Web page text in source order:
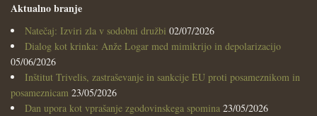
Aktualno branje
Natečaj: Izviri zla v sodobni družbi 02/07/2026
Dialog kot krinka: Anže Logar med mimikrijo in depolarizacijo
05/06/2026
Inštitut Trivelis, zastraševanje in sankcije EU proti posameznikom in
posameznicam 23/05/2026
Dan upora kot vprašanje zgodovinskega spomina 23/05/2026